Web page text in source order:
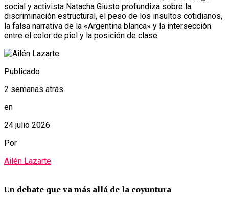
social y activista Natacha Giusto profundiza sobre la
discriminación estructural, el peso de los insultos cotidianos,
la falsa narrativa de la «Argentina blanca» y la intersección
entre el color de piel y la posición de clase.
Publicado
2 semanas atrás
en
24 julio 2026
Por
Ailén Lazarte
Un debate que va más allá de la coyuntura